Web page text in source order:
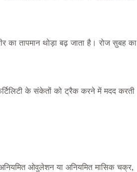
का तापमान थोड़ा बढ़ जाता है। रोज सुबह का
के संकेतों को ट्रैक करने में मदद करती
ओवुलेशन या अनियमित मासिक चक्र,